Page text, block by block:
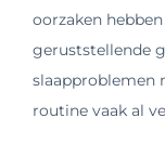
oorzaken
geruststellende
slaapproblemen
routine vaak al